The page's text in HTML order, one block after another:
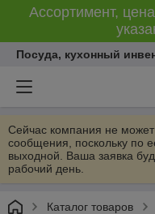
Ассортимент,
Посуда, кухонный
Сейчас компания не
сообщения, поскольку по
выходной. Ваша заявка
рабочий день.
Каталог товаров